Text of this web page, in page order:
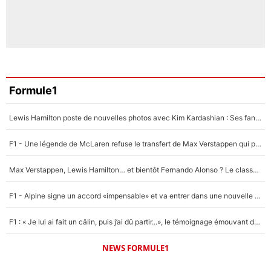
Formule1
Lewis Hamilton poste de nouvelles photos avec Kim Kardashian : Ses fans le voient déjà redevenir champion du monde de F1 grâce à elle !
F1 - Une légende de McLaren refuse le transfert de Max Verstappen qui pourrait «faire des vagues» et plomber l'ambiance dans l'équipe
Max Verstappen, Lewis Hamilton… et bientôt Fernando Alonso ? Le classement des pilotes les mieux payés en Formule 1 risque de changer !
F1 - Alpine signe un accord «impensable» et va entrer dans une nouvelle dimension : Grande nouvelle pour Pierre Gasly !
F1 : « Je lui ai fait un câlin, puis j’ai dû partir...», le témoignage émouvant de Max Verstappen sur sa fille
NEWS FORMULE1